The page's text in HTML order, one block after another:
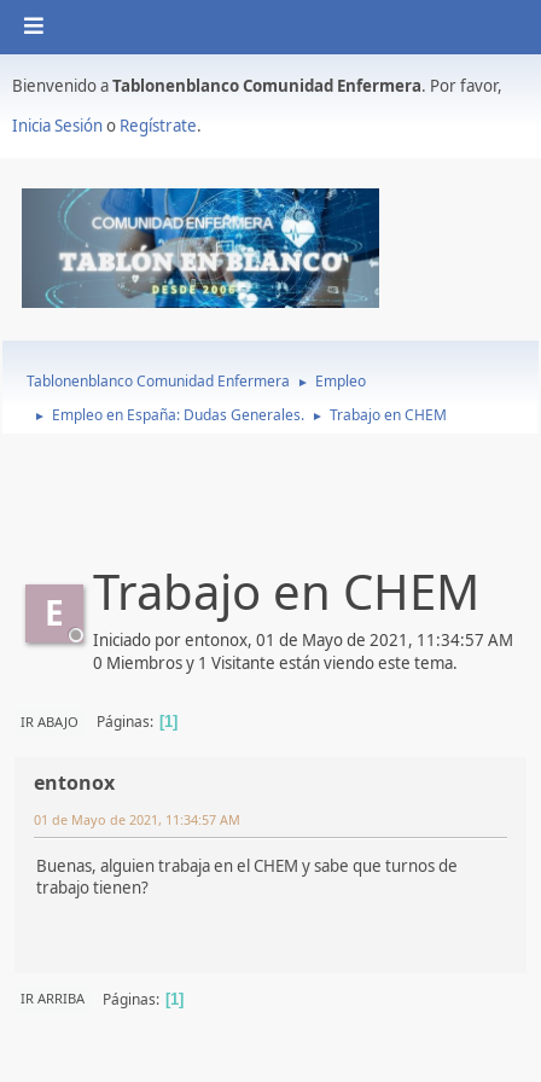
Bienvenido aTablonenblanco Comunidad Enfermera. Por favor,
Inicia Sesióno Regístrate.
Tablonenblanco Comunidad Enfermera ► Empleo
► Empleo en España: Dudas Generales. ► Trabajo en CHEM
E Trabajo en CHEM
Iniciado por entonox, 01 de Mayo de 2021, 11:34:57 AM
0 Miembros y 1 Visitante están viendo este tema.
IR ABAJO Páginas 1
entonox
01 de Mayo de 2021, 11:34:57 AM
Buenas, alguien trabaja en el CHEM y sabe que turnos de
trabajo tienen?
IR ARRIBA Páginas 1